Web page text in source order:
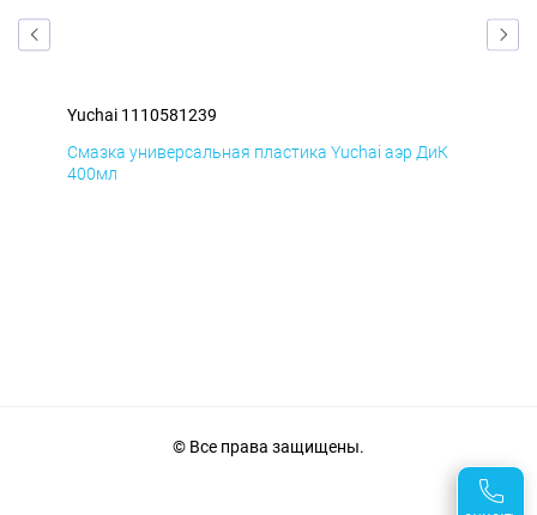
Yuchai 1110581239
Смазка универсальная пластика Yuchai аэр ДиК
400мл
© Все права защищены.